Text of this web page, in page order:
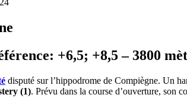
+6,5; +8,5 – 3800
disputé sur l’hippodrome de Compiègne. Un
(1). Prévu dans la course d’ouverture, son